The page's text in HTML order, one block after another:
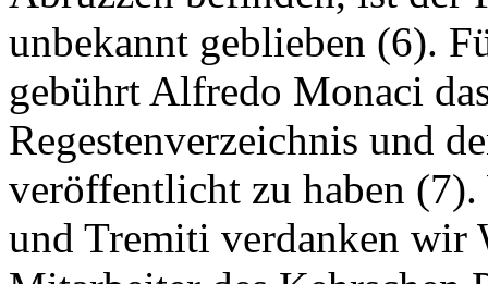
unbekannt geblieben (6).
gebührt Alfredo Monaci
Regestenverzeichnis und
veröffentlicht zu haben
und Tremiti verdanken wir